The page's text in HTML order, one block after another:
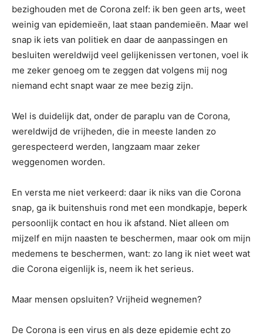
bezighouden met de Corona zelf: ik ben geen arts, weet
weinig van epidemieën, laat staan pandemieën. Maar wel
snap ik iets van politiek en daar de aanpassingen en
besluiten wereldwijd veel gelijkenissen vertonen, voel ik
me zeker genoeg om te zeggen dat volgens mij nog
niemand echt snapt waar ze mee bezig zijn.
Wel is duidelijk dat, onder de paraplu van de Corona,
wereldwijd de vrijheden, die in meeste landen zo
gerespecteerd werden, langzaam maar zeker
weggenomen worden.
En versta me niet verkeerd: daar ik niks van die Corona
snap, ga ik buitenshuis rond met een mondkapje, beperk
persoonlijk contact en hou ik afstand. Niet alleen om
mijzelf en mijn naasten te beschermen, maar ook om mijn
medemens te beschermen, want: zo lang ik niet weet wat
die Corona eigenlijk is, neem ik het serieus.
Maar mensen opsluiten? Vrijheid wegnemen?
De Corona is een virus en als deze epidemie echt zo